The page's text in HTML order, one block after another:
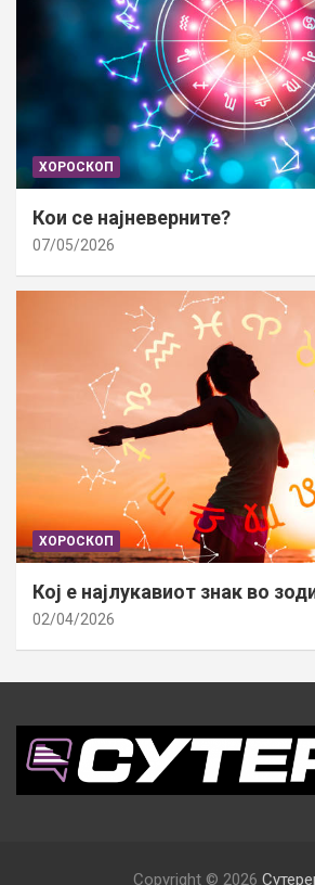
ХОРОСКОП
Кои се најневерните?
07/05/2026
ХОРОСКОП
Кој е најлукавиот знак во
02/04/2026
Copyright © 2026